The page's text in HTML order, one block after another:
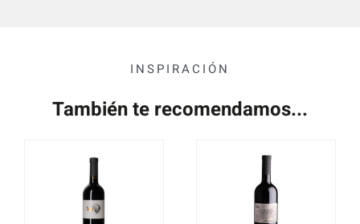
INSPIRACIÓN
También te recomendamos...